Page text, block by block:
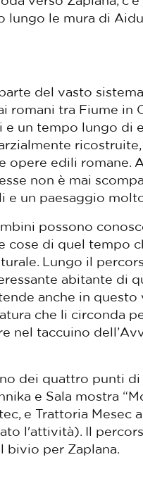
lungo le mura di
del vasto
romani tra Fiume in
un tempo lungo di
opere edili romane.
non è mai
e un paesaggio
possono
cose di quel tempo
Lungo il
abitante di
anche in
che li circonda
nel taccuino
dei quattro punti
e Sala mostra
e Trattoria Mesec
l'attività). Il
bivio per Zaplana.